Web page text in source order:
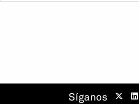
Síganos